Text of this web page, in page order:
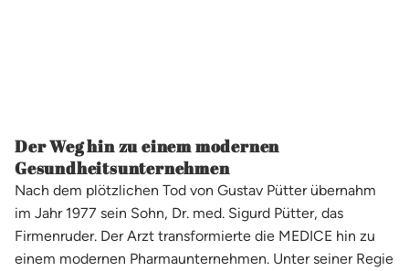
Der Weg hin zu einem modernen
Gesundheitsunternehmen
Nach dem plötzlichen Tod von Gustav Pütter übernahm
im Jahr 1977 sein Sohn, Dr. med. Sigurd Pütter, das
Firmenruder. Der Arzt transformierte die MEDICE hin zu
einem modernen Pharmaunternehmen. Unter seiner Regie